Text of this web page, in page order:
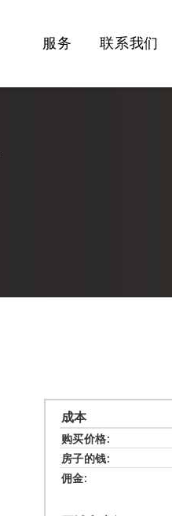
服务 联系我们
成本
购买价格:
房子的钱:
佣金: